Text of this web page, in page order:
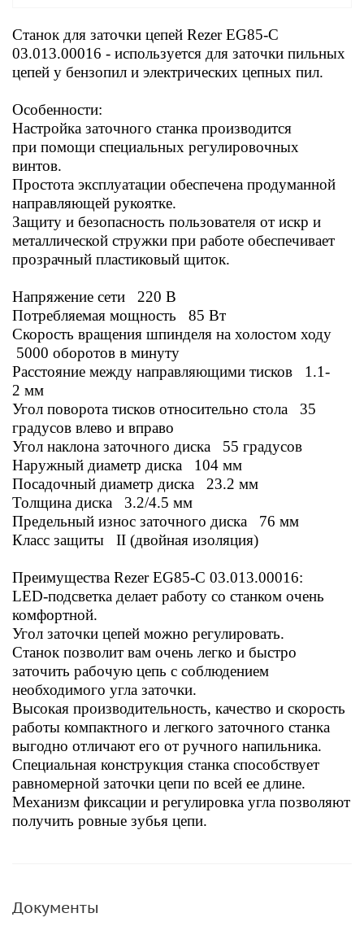
Станок для заточки цепей Rezer EG85-C
03.013.00016 - используется для заточки пильных
цепей у бензопил и электрических цепных пил.
Особенности:
Настройка заточного станка производится
при помощи специальных регулировочных
винтов.
Простота эксплуатации обеспечена продуманной
направляющей рукоятке.
Защиту и безопасность пользователя от искр и
металлической стружки при работе обеспечивает
прозрачный пластиковый щиток.
Напряжение сети 220 В
Потребляемая мощность 85 Вт
Скорость вращения шпинделя на холостом ходу
5000 оборотов в минуту
Расстояние между направляющими тисков 1.1-
2 мм
Угол поворота тисков относительно стола 35
градусов влево и вправо
Угол наклона заточного диска 55 градусов
Наружный диаметр диска 104 мм
Посадочный диаметр диска 23.2 мм
Толщина диска 3.2/4.5 мм
Предельный износ заточного диска 76 мм
Класс защиты II (двойная изоляция)
Преимущества Rezer EG85-C 03.013.00016:
LED-подсветка делает работу со станком очень
комфортной.
Угол заточки цепей можно регулировать.
Станок позволит вам очень легко и быстро
заточить рабочую цепь с соблюдением
необходимого угла заточки.
Высокая производительность, качество и скорость
работы компактного и легкого заточного станка
выгодно отличают его от ручного напильника.
Специальная конструкция станка способствует
равномерной заточки цепи по всей ее длине.
Механизм фиксации и регулировка угла позволяют
получить ровные зубья цепи.
Документы